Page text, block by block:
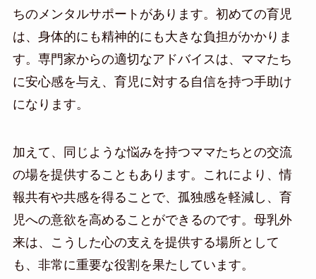
ちのメンタルサポートがあります。初めての育児
は、身体的にも精神的にも大きな負担がかかりま
す。専門家からの適切なアドバイスは、ママたち
に安心感を与え、育児に対する自信を持つ手助け
になります。
加えて、同じような悩みを持つママたちとの交流
の場を提供することもあります。これにより、情
報共有や共感を得ることで、孤独感を軽減し、育
児への意欲を高めることができるのです。母乳外
来は、こうした心の支えを提供する場所として
も、非常に重要な役割を果たしています。